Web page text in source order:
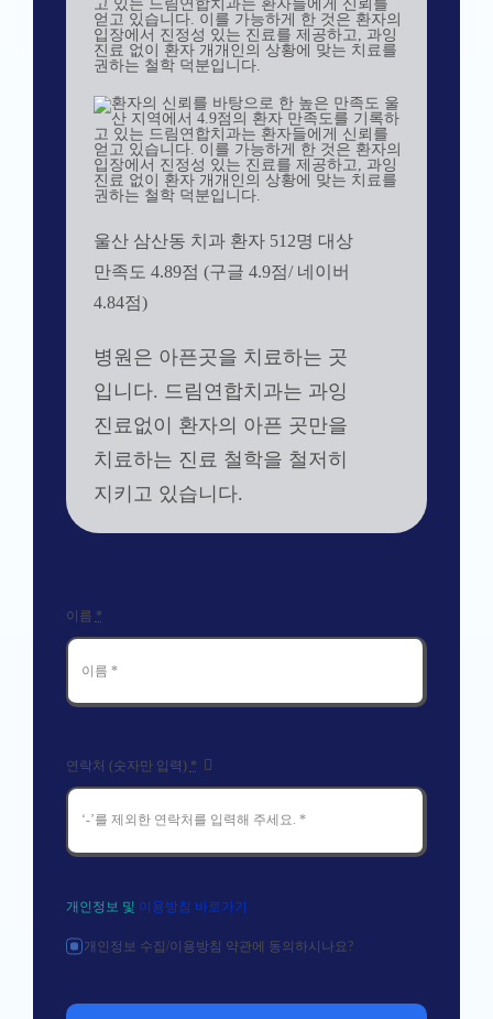
울산 삼산동 치과 환자 512명 대상
만족도 4.89점 (구글 4.9점/ 네이버
4.84점)
병원은 아픈곳을 치료하는 곳
입니다. 드림연합치과는 과잉
진료없이 환자의 아픈 곳만을
치료하는 진료 철학을 철저히
지키고 있습니다.
이름 *
연락처 (숫자만 입력) *
개인정보 및 이용방침 바로가기
개인정보 수집/이용방침 약관에 동의하시나요?